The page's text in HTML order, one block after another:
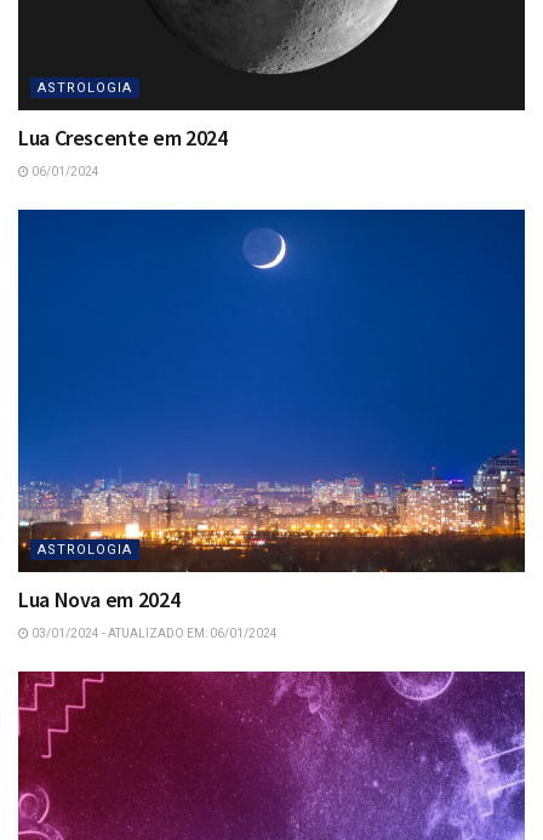
ASTROLOGIA
Lua Crescente em 2024
06/01/2024
ASTROLOGIA
Lua Nova em 2024
03/01/2024 - ATUALIZADO EM: 06/01/2024